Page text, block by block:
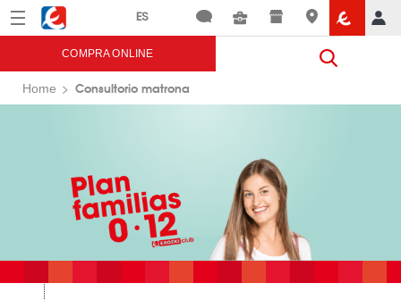
Menú Eroski
COMPRA ONLINE
Home Consultorio matrona